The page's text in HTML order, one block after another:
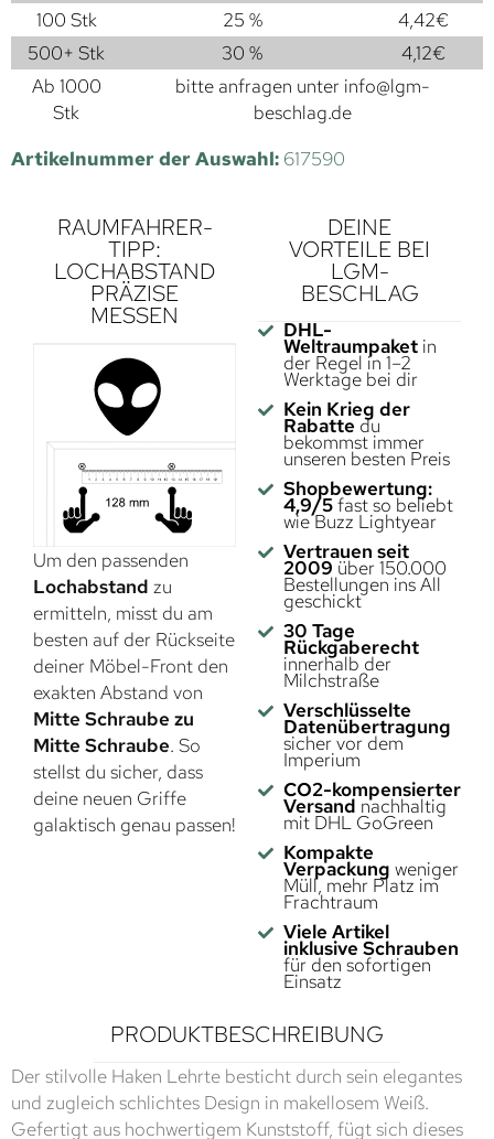
100 Stk
25 % 4,42€
500+ Stk
30 % 4,12€
Ab 1000
Stk
bitte anfragen unter info@lgm-
beschlag.de
Artikelnummer der Auswahl: 617590
RAUMFAHRER-
TIPP:
LOCHABSTAND
PRÄZISE
MESSEN
Um den passenden
Lochabstand zu
ermitteln, misst du am
besten auf der Rückseite
deiner Möbel-Front den
exakten Abstand von
Mitte Schraube zu
Mitte Schraube. So
stellst du sicher, dass
deine neuen Griffe
galaktisch genau passen!
DEINE
VORTEILE BEI
LGM-
BESCHLAG
DHL-
Weltraumpaketin
der Regel in 1–2
Werktage bei dir
Kein Krieg der
Rabatte du
bekommst immer
unseren besten Preis
Shopbewertung:
4,9/5fast so beliebt
wie Buzz Lightyear
Vertrauen seit
2009 über 150.000
Bestellungen ins All
geschickt
30 Tage
Rückgaberecht
innerhalb der
Milchstraße
Verschlüsselte
Datenübertragung
sicher vor dem
Imperium
CO2-kompensierter
Versand nachhaltig
mit DHL GoGreen
Kompakte
Verpackung weniger
Müll, mehr Platz im
Frachtraum
Viele Artikel
inklusive Schrauben
für den sofortigen
Einsatz
PRODUKTBESCHREIBUNG
Der stilvolle Haken Lehrte besticht durch sein elegantes
und zugleich schlichtes Design in makellosem Weiß.
Gefertigt aus hochwertigem Kunststoff, fügt sich dieses